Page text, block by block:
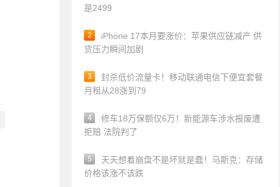
是2499
2
iPhone 17本月要涨价：苹果供应链减产 供
货压力瞬间加剧
3
封杀低价流量卡！移动联通电信下便宜套餐
月租从28涨到79
4
修车18万保额仅6万！新能源车涉水报废遭
拒赔 法院判了
5
天天想着崩盘不是坏就是蠢！马斯克：存储
价格该涨不该跌